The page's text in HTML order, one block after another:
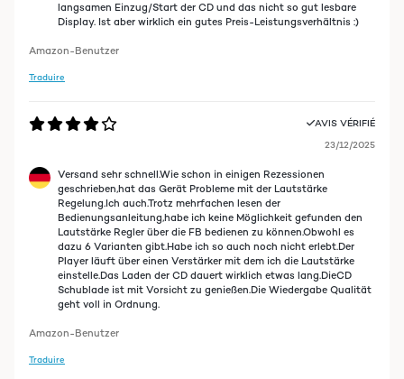
langsamen Einzug/Start der CD und das nicht so gut lesbare
Display. Ist aber wirklich ein gutes Preis-Leistungsverhältnis :)
Amazon-Benutzer
Traduire
AVIS VÉRIFIÉ
23/12/2025
Versand sehr schnell.Wie schon in einigen Rezessionen
geschrieben,hat das Gerät Probleme mit der Lautstärke
Regelung.Ich auch.Trotz mehrfachen lesen der
Bedienungsanleitung,habe ich keine Möglichkeit gefunden den
Lautstärke Regler über die FB bedienen zu können.Obwohl es
dazu 6 Varianten gibt.Habe ich so auch noch nicht erlebt.Der
Player läuft über einen Verstärker mit dem ich die Lautstärke
einstelle.Das Laden der CD dauert wirklich etwas lang.DieCD
Schublade ist mit Vorsicht zu genießen.Die Wiedergabe Qualität
geht voll in Ordnung.
Amazon-Benutzer
Traduire